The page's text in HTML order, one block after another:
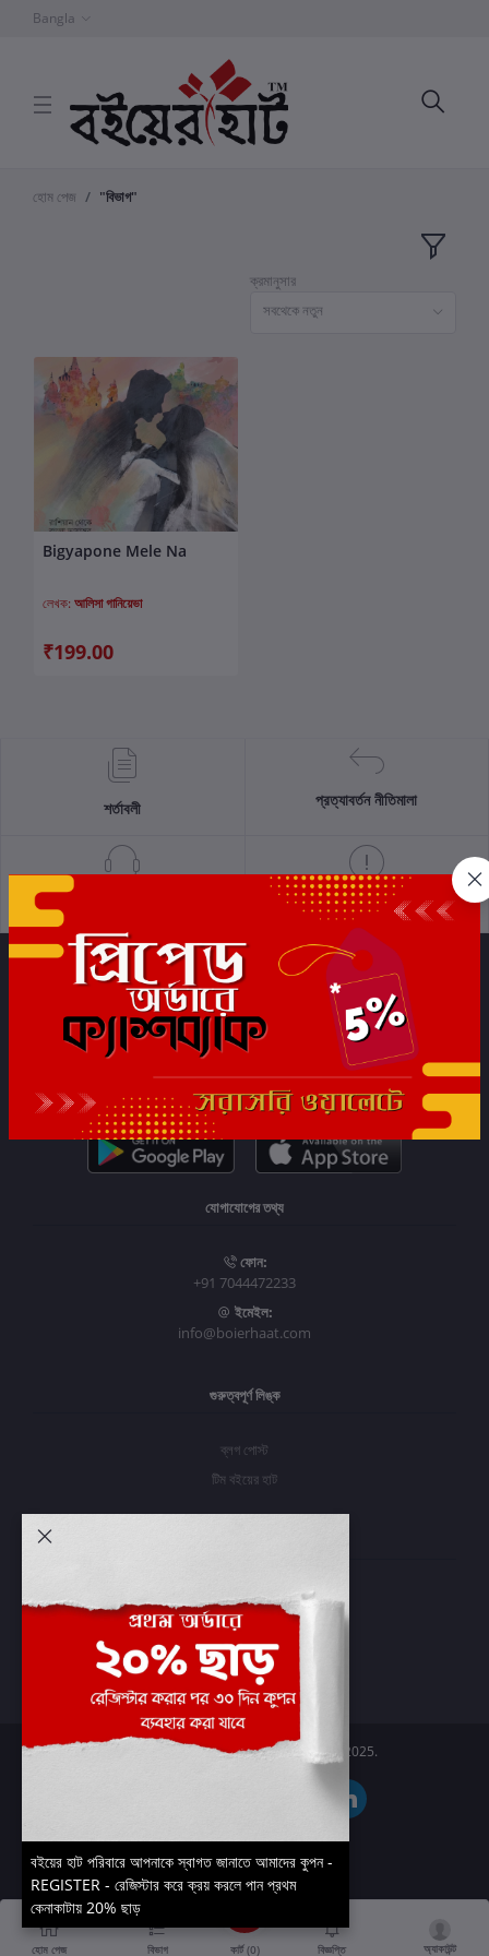
Bangla
হোম পেজ "বিভাগ"
ক্রমানুসার
সবথেকে নতুন
কার্টে যোগ করুন
Bigyapone Mele Na
লেখক: আলিসা গানিয়েভা
₹199.00
শর্তাবলী প্রত্যাবর্তন নীতিমালা
গোপনীয়তা নীতি
সাবস্ক্রাইব
যোগাযোগের তথ্য
ফোন:
+91 7044472233
ইমেইল:
info@boierhaat.com
গুরুত্বপূর্ণ লিঙ্ক
ব্লগ পোস্ট
টিম বইয়ের হাট
প্রবেশ করুন
অর্ডার ইতিহাস
আমার ইচ্ছাগুলি
অর্ডার ট্র্যাকিং
Boier Haat™ | © All rights reserved 2025.
হোম পেজ বিভাগ কার্ট (0) বিজ্ঞপ্তি অ্যাকাউন্ট
বইয়ের হাট পরিবারে আপনাকে স্বাগত জানাতে আমাদের কুপন -
REGISTER - রেজিস্টার করে ক্রয় করলে পান প্রথম
কেনাকাটায় 20% ছাড়